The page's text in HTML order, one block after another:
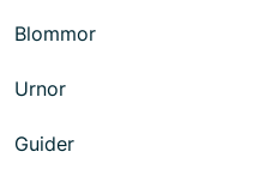
Blommor
Urnor
Guider